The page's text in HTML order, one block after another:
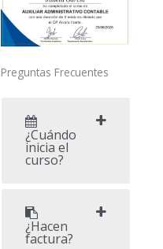
Preguntas Frecuentes
¿Cuándo
inicia el
curso?
¿Hacen
factura?